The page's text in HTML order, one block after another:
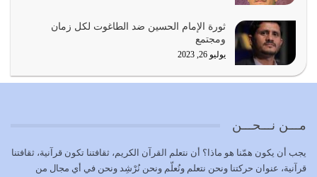
يشاء ويذل من يشاء
يوليو 21, 2026
{إِنَّ الدِّينَ عِنْدَ اللَّهِ الْإسْلامُ} الدين الذي شرعه الله للناس في
تتحقق الحقوق للجميع
يوليو 18, 2026
ثورة الإمام الحسين ضد الطاغوت لكل زمان
ومجتمع
يوليو 26, 2023
مـــن نـــحـــن
يجب أن يكون همّنا هو ماذا؟ أن نتعلم القرآن الكريم، ثقافتنا تكون قرآنية، ثقافتنا
قرآنية، عنوان حركتنا ونحن نتعلم ونُعلّم ونحن نُرْشِد ونحن في أي مجال من